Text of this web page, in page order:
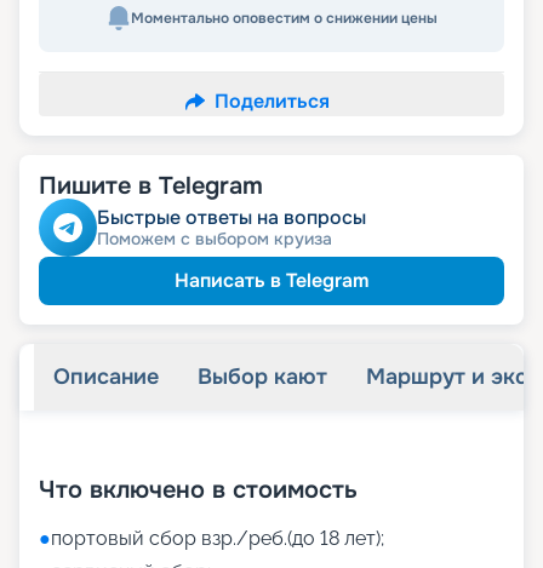
Моментально оповестим о снижении цены
Поделиться
Пишите в Telegram
Быстрые ответы на вопросы
Поможем с выбором круиза
Написать в Telegram
Описание Выбор кают Маршрут и
Что включено в стоимость
●портовый сбор взр./реб.(до 18 лет);